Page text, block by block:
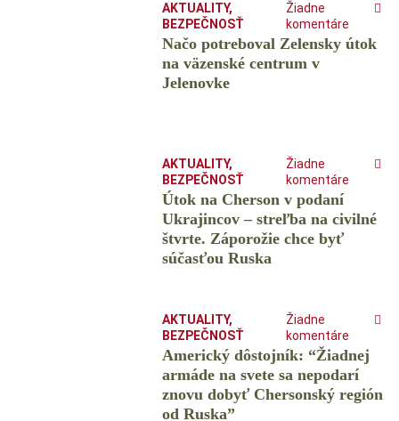
AKTUALITY,
BEZPEČNOSŤ
Žiadne
komentáre
Načo potreboval Zelensky útok
na väzenské centrum v
Jelenovke
AKTUALITY,
BEZPEČNOSŤ
Žiadne
komentáre
Útok na Cherson v podaní
Ukrajincov – streľba na civilné
štvrte. Záporožie chce byť
súčasťou Ruska
AKTUALITY,
BEZPEČNOSŤ
Žiadne
komentáre
Americký dôstojník: “Žiadnej
armáde na svete sa nepodarí
znovu dobyť Chersonský región
od Ruska”